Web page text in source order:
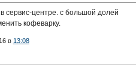
сервис-центре. с большой долей
кофеварку.
в 13:08